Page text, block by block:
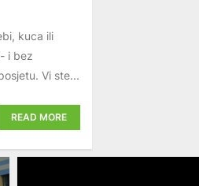
kuca ili
i bez
Vi ste...
READ MORE